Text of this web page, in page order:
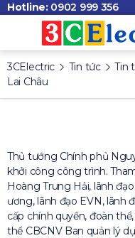
Hotline: 0902 999 356
3CElectric Tin tức Tin
Lai Châu
Thủ tướng Chính phủ
khởi công công trình.
Hoàng Trung Hải, lãnh
ương, lãnh đạo EVN, lãnh
cấp chính quyền, đoàn
thể CBCNV Ban quản lý